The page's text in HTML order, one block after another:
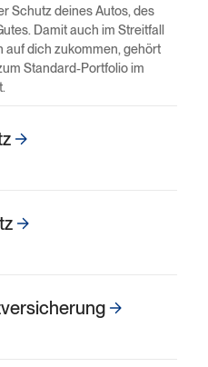
Schutz deines Autos, des
Damit auch im Streitfall
dich zukommen, gehört
Standard-Portfolio im